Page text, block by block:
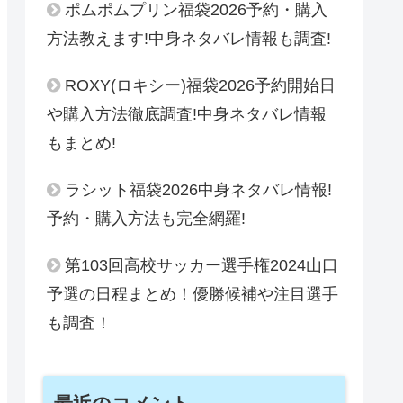
ポムポムプリン福袋2026予約・購入
方法教えます!中身ネタバレ情報も調査!
ROXY(ロキシー)福袋2026予約開始日
や購入方法徹底調査!中身ネタバレ情報
もまとめ!
ラシット福袋2026中身ネタバレ情報!
予約・購入方法も完全網羅!
第103回高校サッカー選手権2024山口
予選の日程まとめ！優勝候補や注目選手
も調査！